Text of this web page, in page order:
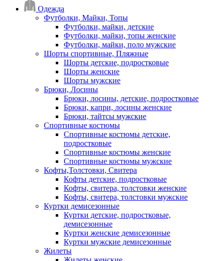
Одежда
Футболки, Майки, Топы
Футболки, майки, детские
Футболки, майки, топы женские
Футболки, майки, поло мужские
Шорты спортивные, Пляжные
Шорты детские, подростковые
Шорты женские
Шорты мужские
Брюки, Лосины
Брюки, лосины, детские, подростковые
Брюки, капри, лосины женские
Брюки, тайтсы мужские
Спортивные костюмы
Спортивные костюмы детские,
подростковые
Спортивные костюмы женские
Спортивные костюмы мужские
Кофты,Толстовки, Свитера
Кофты детские, подростковые
Кофты, свитера, толстовки женские
Кофты, свитера, толстовки мужские
Куртки демисезонные
Куртки детские, подростковые,
демисезонные
Куртки женские демисезонные
Куртки мужские демисезонные
Жилеты